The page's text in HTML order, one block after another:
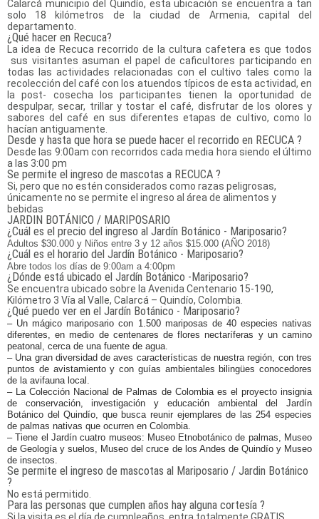
Calarcá municipio del Quindío, esta ubicación se encuentra a tan
solo 18 kilómetros de la ciudad de Armenia, capital del
departamento.
¿Qué hacer en Recuca?
La idea de Recuca recorrido de la cultura cafetera es que todos
sus visitantes asuman el papel de caficultores participando en
todas las actividades relacionadas con el cultivo tales como la
recolección del café con los atuendos típicos de esta actividad, en
la post- cosecha los participantes tienen la oportunidad de
despulpar, secar, trillar y tostar el café, disfrutar de los olores y
sabores del café en sus diferentes etapas de cultivo, como lo
hacían antiguamente.
Desde y hasta que hora se puede hacer el recorrido en RECUCA ?
Desde las 9:00am con recorridos cada media hora siendo el último
a las 3:00 pm
Se permite el ingreso de mascotas a RECUCA ?
Si, pero que no estén considerados como razas peligrosas,
únicamente no se permite el ingreso al área de alimentos y
bebidas
JARDIN BOTÁNICO / MARIPOSARIO
¿Cuál es el precio del ingreso al Jardín Botánico - Mariposario?
Adultos $30.000 y Niños entre 3 y 12 años $15.000 (AÑO 2018)
¿Cuál es el horario del Jardín Botánico - Mariposario?
Abre todos los días de 9:00am a 4:00pm
¿Dónde está ubicado el Jardín Botánico -Mariposario?
Se encuentra ubicado sobre la Avenida Centenario 15-190,
Kilómetro 3 Vía al Valle, Calarcá – Quindío, Colombia.
¿Qué puedo ver en el Jardín Botánico - Mariposario?
– Un mágico mariposario con 1.500 mariposas de 40 especies nativas
diferentes, en medio de centenares de flores nectaríferas y un camino
peatonal, cerca de una fuente de agua.
– Una gran diversidad de aves características de nuestra región, con tres
puntos de avistamiento y con guías ambientales bilingües conocedores
de la avifauna local.
– La Colección Nacional de Palmas de Colombia es el proyecto insignia
de conservación, investigación y educación ambiental del Jardín
Botánico del Quindío, que busca reunir ejemplares de las 254 especies
de palmas nativas que ocurren en Colombia.
– Tiene el Jardín cuatro museos: Museo Etnobotánico de palmas, Museo
de Geología y suelos, Museo del cruce de los Andes de Quindío y Museo
de insectos.
Se permite el ingreso de mascotas al Mariposario / Jardin Botánico
?
No está permitido.
Para las personas que cumplen años hay alguna cortesía ?